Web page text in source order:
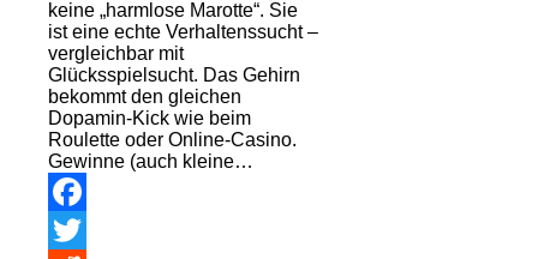
keine „harmlose Marotte“. Sie
ist eine echte Verhaltenssucht –
vergleichbar mit
Glücksspielsucht. Das Gehirn
bekommt den gleichen
Dopamin-Kick wie beim
Roulette oder Online-Casino.
Gewinne (auch kleine…
Facebook